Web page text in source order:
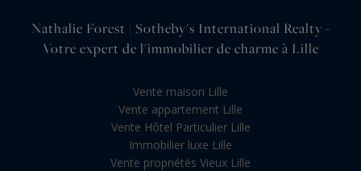
Nathalie Forest | Sotheby's International Realty -
Votre expert de l'immobilier de charme à Lille
Vente maison Lille
Vente appartement Lille
Vente Hôtel Particulier Lille
Immobilier luxe Lille
Vente propriétés Vieux Lille